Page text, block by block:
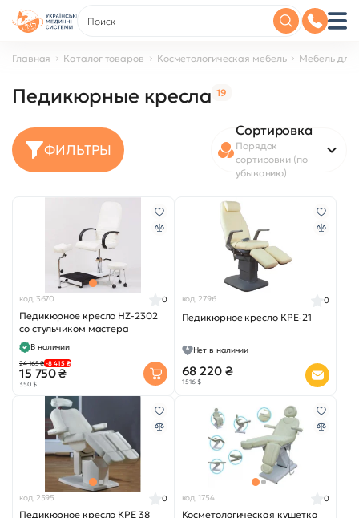
Главная Каталог товаров Косметологическая мебель Мебель
Педикюрные кресла 19
ФИЛЬТРЫ
Сортировка
Порядок
сортировки (по
убыванию)
код 3670
Педикюрное кресло HZ-2302
со стульчиком мастера
0
В наличии
24 165 ₴ -8 415 ₴
15 750 ₴
350 $
код 2796
Педикюрное кресло КРЕ-21
0
Нет в наличии
68 220 ₴
1 516 $
код 2595
Педикюрное кресло КРЕ 38
0 код 1754
Косметологическая кушетка
0